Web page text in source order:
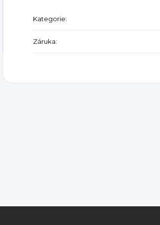
Kategorie:
Záruka: